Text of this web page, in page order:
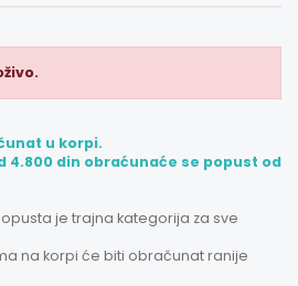
u korpi.
4.800 din obraćunaće se popust od
je trajna kategorija za sve
na korpi će biti obračunat ranije